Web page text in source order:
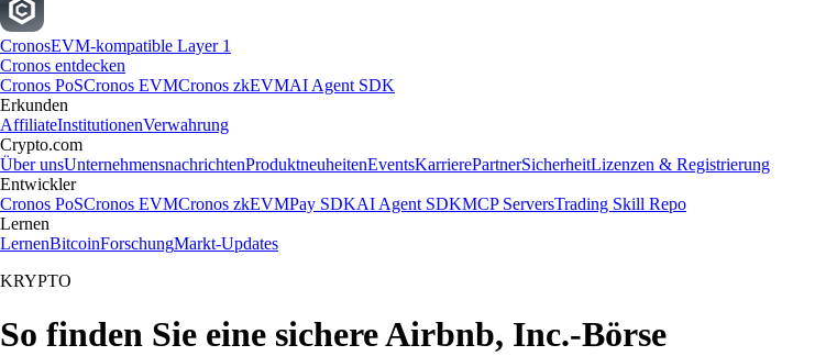
CronosEVM-kompatible Layer 1
Cronos entdecken
Cronos PoSCronos EVMCronos zkEVMAI Agent SDK
Erkunden
AffiliateInstitutionenVerwahrung
Crypto.com
Über unsUnternehmensnachrichtenProduktneuheitenEventsKarrierePartnerSicherheitLizenzen & Registrierung
Entwickler
Cronos PoSCronos EVMCronos zkEVMPay SDKAI Agent SDKMCP ServersTrading Skill Repo
Lernen
LernenBitcoinForschungMarkt-Updates
KRYPTO
So finden Sie eine sichere Airbnb, Inc.-Börse